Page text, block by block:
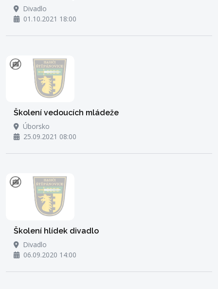
Divadlo
01.10.2021 18:00
Školení vedoucích mládeže
Úborsko
25.09.2021 08:00
Školení hlídek divadlo
Divadlo
06.09.2020 14:00